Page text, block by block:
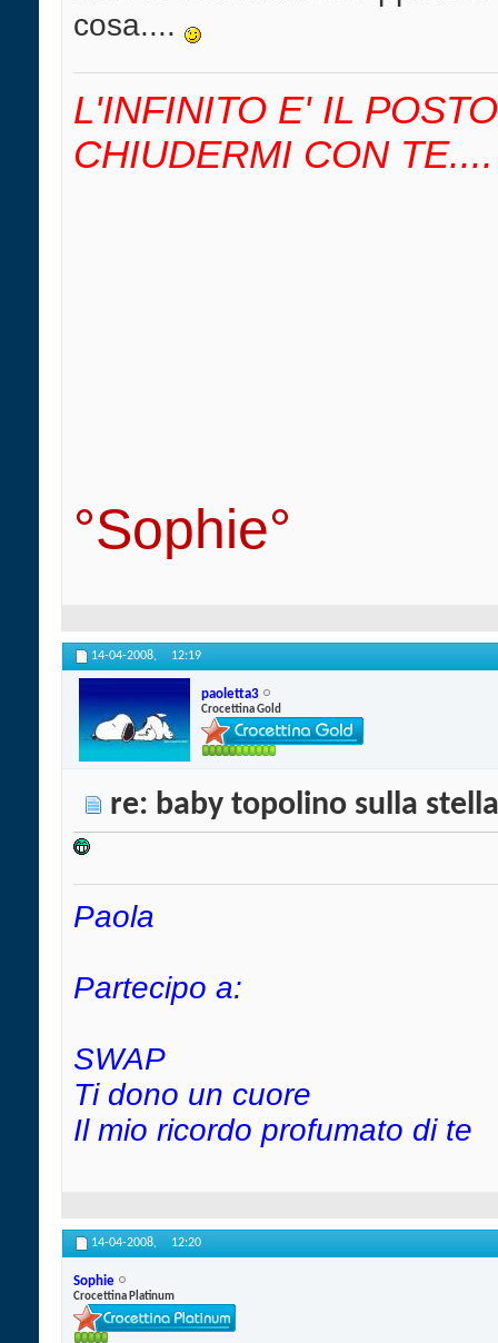
cosa....
L'INFINITO E' IL
CHIUDERMI CON TE....
°Sophie°
14-04-2008, 12:19
paoletta3
Crocettina Gold
re: baby topolino sulla stella
Paola
Partecipo a:
SWAP
Ti dono un cuore
Il mio ricordo profumato di te
14-04-2008, 12:20
Sophie
Crocettina Platinum